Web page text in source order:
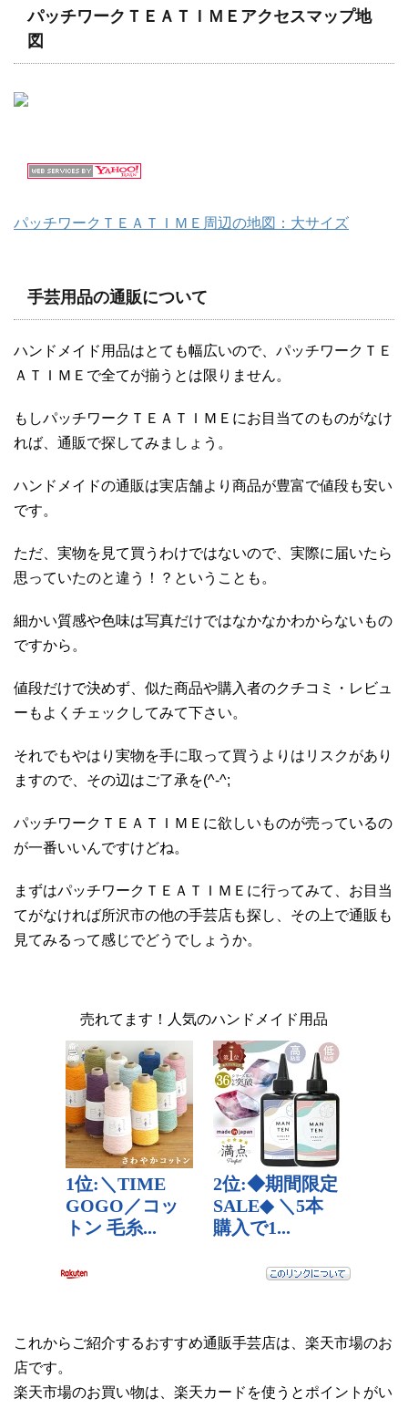
パッチワークＴＥＡＴＩＭＥアクセスマップ地
図
パッチワークＴＥＡＴＩＭＥ周辺の地図：大サイズ
手芸用品の通販について
ハンドメイド用品はとても幅広いので、パッチワークＴＥ
ＡＴＩＭＥで全てが揃うとは限りません。
もしパッチワークＴＥＡＴＩＭＥにお目当てのものがなけ
れば、通販で探してみましょう。
ハンドメイドの通販は実店舗より商品が豊富で値段も安い
です。
ただ、実物を見て買うわけではないので、実際に届いたら
思っていたのと違う！？ということも。
細かい質感や色味は写真だけではなかなかわからないもの
ですから。
値段だけで決めず、似た商品や購入者のクチコミ・レビュ
ーもよくチェックしてみて下さい。
それでもやはり実物を手に取って買うよりはリスクがあり
ますので、その辺はご了承を(^-^;
パッチワークＴＥＡＴＩＭＥに欲しいものが売っているの
が一番いいんですけどね。
まずはパッチワークＴＥＡＴＩＭＥに行ってみて、お目当
てがなければ所沢市の他の手芸店も探し、その上で通販も
見てみるって感じでどうでしょうか。
売れてます！人気のハンドメイド用品
これからご紹介するおすすめ通販手芸店は、楽天市場のお
店です。
楽天市場のお買い物は、楽天カードを使うとポイントがい